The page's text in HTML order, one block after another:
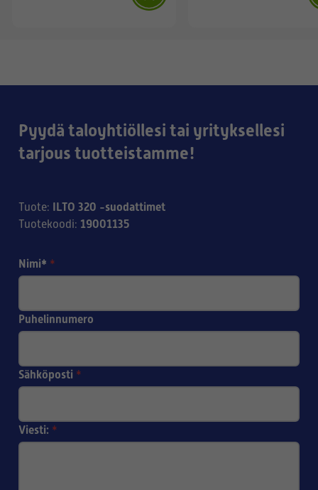
Pyydä taloyhtiöllesi tai yrityksellesi
tarjous tuotteistamme!
Tuote: ILTO 320 -suodattimet
Tuotekoodi: 19001135
Nimi* *
Puhelinnumero
Sähköposti *
Viesti: *